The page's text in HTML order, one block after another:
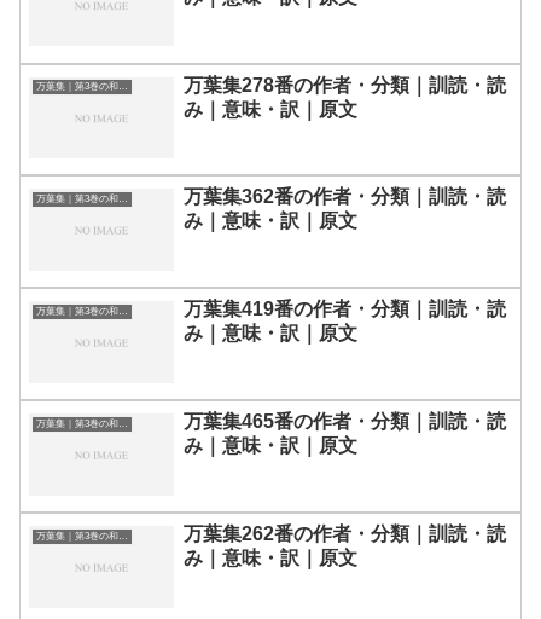
万葉集｜第3巻の和歌一覧
万葉集278番の作者・分類｜訓読・読
み｜意味・訳｜原文
万葉集｜第3巻の和歌一覧
万葉集362番の作者・分類｜訓読・読
み｜意味・訳｜原文
万葉集｜第3巻の和歌一覧
万葉集419番の作者・分類｜訓読・読
み｜意味・訳｜原文
万葉集｜第3巻の和歌一覧
万葉集465番の作者・分類｜訓読・読
み｜意味・訳｜原文
万葉集｜第3巻の和歌一覧
万葉集262番の作者・分類｜訓読・読
み｜意味・訳｜原文